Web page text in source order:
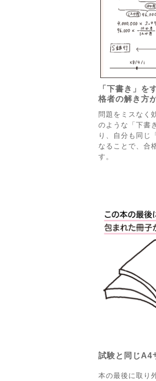
「下書き」を
格者の解き方
問題をミスなく
のような「下書
り、自分も同じ
なることで、合
す。
試験と同じA4
本の最後に取り